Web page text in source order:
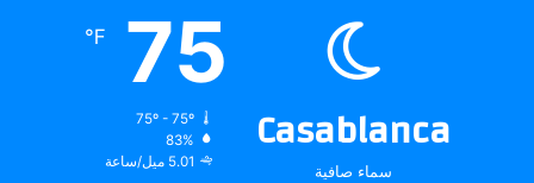
Casablanca
سماء صافية
75
℉
75º - 75º
83%
5.01 ميل/ساعة